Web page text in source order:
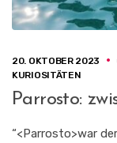
20. OKTOBER 2023
KURIOSITÄTEN
Parrosto:
“<Parrosto>war